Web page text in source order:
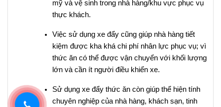
mỹ và vệ sinh trong nhà hàng/khu vực phục vụ
thực khách.
Việc sử dụng xe đẩy cũng giúp nhà hàng tiết
kiệm được kha khá chi phí nhân lực phục vụ; vì
thức ăn có thể được vận chuyển với khối lượng
lớn và cần ít người điều khiển xe.
Sử dụng xe đẩy thức ăn còn giúp thể hiện tính
chuyên nghiệp của nhà hàng, khách sạn, tinh